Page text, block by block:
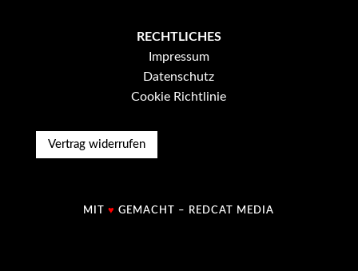
RECHTLICHES
Impressum
Datenschutz
Cookie Richtlinie
Vertrag widerrufen
MIT♥ GEMACHT – REDCAT MEDIA